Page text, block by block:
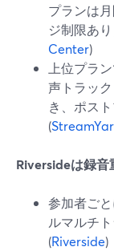
プランは
ジ制限あ
Center)
上位プラ
声トラッ
き、ポス
(
Riversideは録音
参加者ご
ルマルチ
(Riverside)